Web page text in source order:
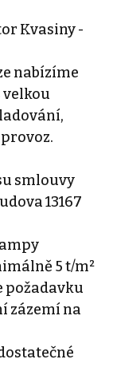
Kvasiny -
nabízíme
smlouvy
13167
5 t/m²
požadavku
zázemí na